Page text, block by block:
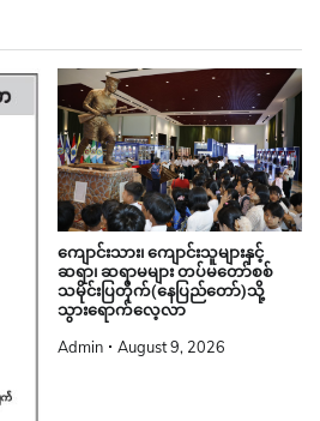
ကျောင်းသား၊ ကျောင်းသူများနှင့်
ဆရာ၊ ဆရာမများ တပ်မတော်စစ်
သမိုင်းပြတိုက်(နေပြည်တော်)သို့
သွားရောက်လေ့လာ
Admin August 9, 2026